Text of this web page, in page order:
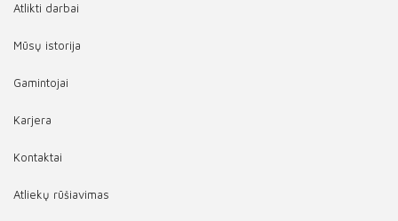
Atlikti darbai
Mūsų istorija
Gamintojai
Karjera
Kontaktai
Atliekų rūšiavimas